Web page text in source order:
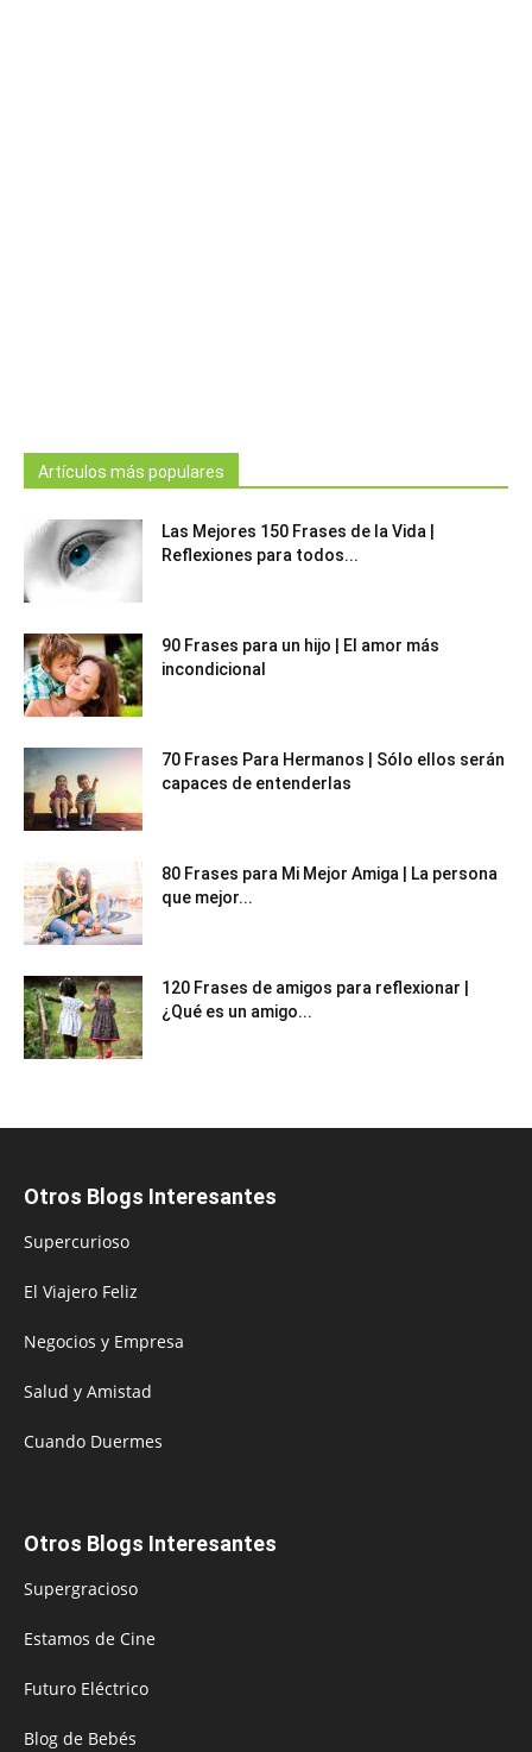
Artículos más populares
Las Mejores 150 Frases de la Vida |
Reflexiones para todos...
90 Frases para un hijo | El amor más
incondicional
70 Frases Para Hermanos | Sólo ellos serán
capaces de entenderlas
80 Frases para Mi Mejor Amiga | La persona
que mejor...
120 Frases de amigos para reflexionar |
¿Qué es un amigo...
Otros Blogs Interesantes
Supercurioso
El Viajero Feliz
Negocios y Empresa
Salud y Amistad
Cuando Duermes
Otros Blogs Interesantes
Supergracioso
Estamos de Cine
Futuro Eléctrico
Blog de Bebés